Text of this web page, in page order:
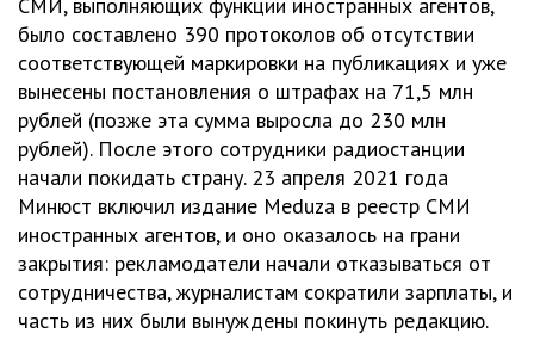
было составлено 390 протоколов об отсутствии
соответствующей маркировки на публикациях и уже
вынесены постановления о штрафах на 71,5 млн
рублей (позже эта сумма выросла до 230 млн
рублей). После этого сотрудники радиостанции
начали покидать страну. 23 апреля 2021 года
Минюст включил издание Meduza в реестр СМИ
иностранных агентов, и оно оказалось на грани
закрытия: рекламодатели начали отказываться от
сотрудничества, журналистам сократили зарплаты, и
часть из них были вынуждены покинуть редакцию.